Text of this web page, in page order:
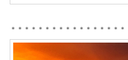
＊＊＊＊＊＊＊＊＊＊＊＊＊＊＊＊